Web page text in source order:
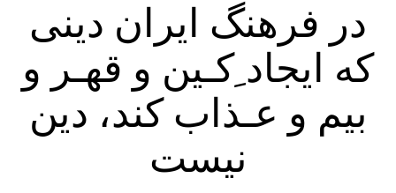
جهانی
دراویش”
در فرهنگ ایران دینی
که ایجاد ِکـین و قهـر و
بیم و عـذاب کند، دین
نیست